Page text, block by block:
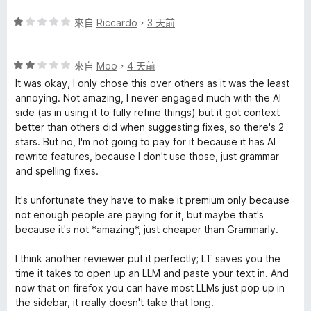
評
論
5
評
分
，
滿
分
5
分
來自 Riccardo ， 3 天前
評
價
2
分
，
滿
分
5
來自 Moo ， 4 天前
It was okay, I only chose this over others as it was the least
annoying. Not amazing, I never engaged much with the AI
side (as in using it to fully refine things) but it got context
better than others did when suggesting fixes, so there's 2
stars. But no, I'm not going to pay for it because it has AI
rewrite features, because I don't use those, just grammar
and spelling fixes.
It's unfortunate they have to make it premium only because
not enough people are paying for it, but maybe that's
because it's not *amazing*, just cheaper than Grammarly.
I think another reviewer put it perfectly; LT saves you the
time it takes to open up an LLM and paste your text in. And
now that on firefox you can have most LLMs just pop up in
the sidebar, it really doesn't take that long.